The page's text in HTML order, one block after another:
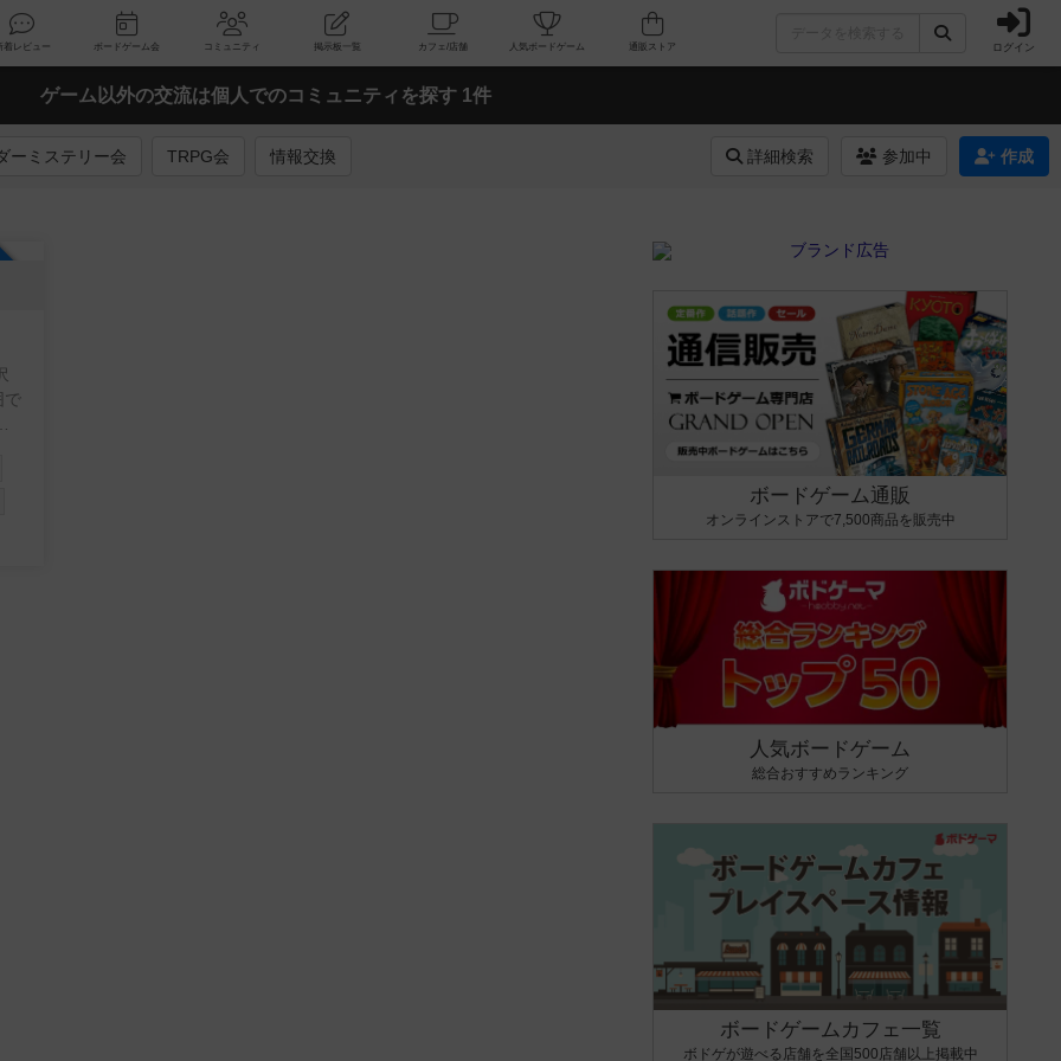
新着レビュー ボードゲーム会 コミュニティ 掲示板一覧 カフェ/店舗 人気ボードゲーム ログイン
ゲーム以外の交流は個人でのコミュニティを探す 1件
ーミステリー会 TRPG会 情報交換 詳細検索 参加中 作成
で
ボードゲーム通販
オンラインストアで7,500商品を販売中
人気ボードゲーム
総合おすすめランキング
ボードゲームカフェ一覧
ボドゲが遊べる店舗を全国500店舗以上掲載中